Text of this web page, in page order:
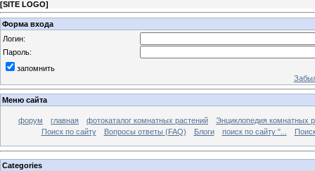
[SITE LOGO]
Форма входа
Логин:
Пароль:
запомнить
Меню сайта
форум главная фотокаталог комнатных растений
Энциклопедия комнатных
Поиск по сайту
Вопросы ответы (FAQ) Блоги поиск по сайту "...
Categories